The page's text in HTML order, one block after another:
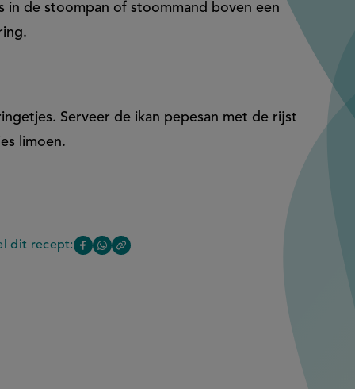
in de stoompan of stoommand boven een
Serveer de ikan pepesan met de rijst
limoen.
dit recept:
DeelDeelCopy